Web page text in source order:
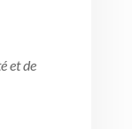
et de